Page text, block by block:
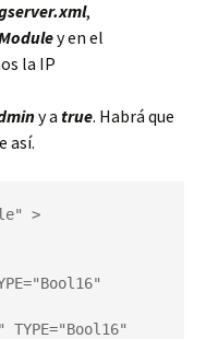
,
y en el
la IP
y a true. Habrá que
así.
>
TYPE="Bool16"